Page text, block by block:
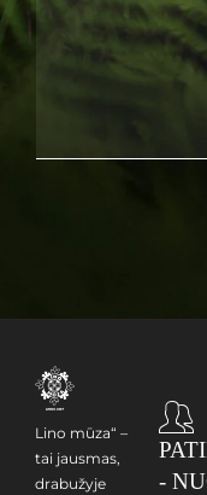
Lino mūza“ –
tai jausmas,
drabužyje
-